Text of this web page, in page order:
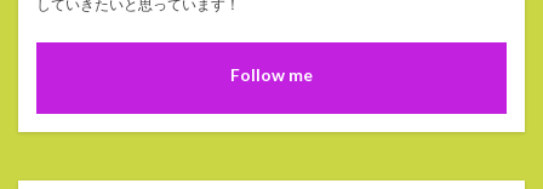
していきたいと思っています！
Follow me